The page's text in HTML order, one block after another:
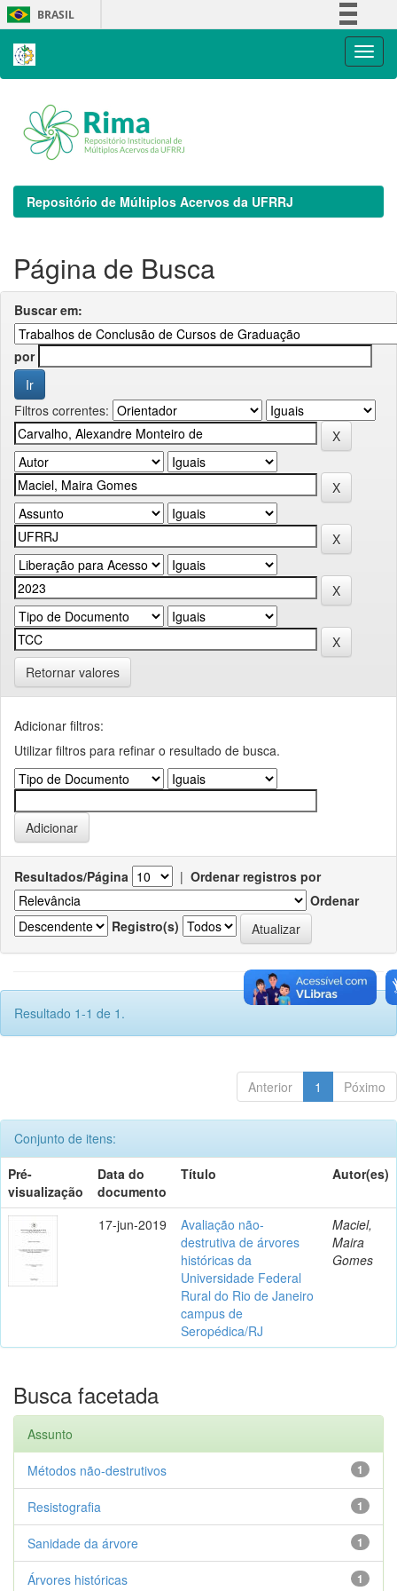
Skip
navigation
BRASIL
Repositório de Múltiplos Acervos da UFRRJ
Página de Busca
Buscar em:
por
Filtros correntes:
Retornar valores
Adicionar filtros:
Utilizar filtros para refinar o resultado de busca.
Resultados/Página | Ordenar registros por
Ordenar
Registro(s)
Resultado 1-1 de 1.
Anterior 1 Póximo
Conjunto de itens:
Pré-
visualização
Data do
documento
Título Autor(es)
17-jun-2019
Avaliação não-
destrutiva de árvores
históricas da
Universidade Federal
Rural do Rio de Janeiro
campus de
Seropédica/RJ
Maciel,
Maira
Gomes
Busca facetada
Assunto
1
Métodos não-destrutivos
1
Resistografia
1
Sanidade da árvore
1
Árvores históricas